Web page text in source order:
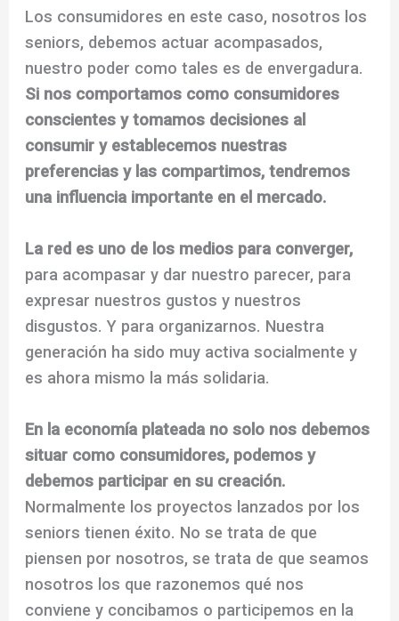
Los consumidores en este caso, nosotros los
seniors, debemos actuar acompasados,
nuestro poder como tales es de envergadura.
Si nos comportamos como consumidores
conscientes y tomamos decisiones al
consumir y establecemos nuestras
preferencias y las compartimos, tendremos
una influencia importante en el mercado.
La red es uno de los medios para converger,
para acompasar y dar nuestro parecer, para
expresar nuestros gustos y nuestros
disgustos. Y para organizarnos. Nuestra
generación ha sido muy activa socialmente y
es ahora mismo la más solidaria.
En la economía plateada no solo nos debemos
situar como consumidores, podemos y
debemos participar en su creación.
Normalmente los proyectos lanzados por los
seniors tienen éxito. No se trata de que
piensen por nosotros, se trata de que seamos
nosotros los que razonemos qué nos
conviene y concibamos o participemos en la